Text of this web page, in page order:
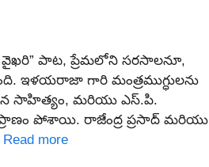
వైఖరి” పాట, ప్రేమలోని సరసాలనూ,
ఇళయరాజా గారి మంత్రముగ్ధులను
సాహిత్యం, మరియు ఎస్.పి.
ప్రాణం పోశాయి. రాజేంద్ర ప్రసాద్ మరియు
Read more